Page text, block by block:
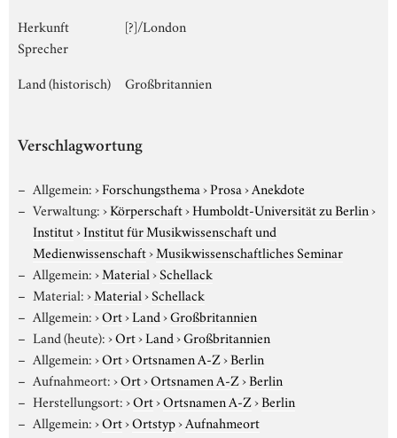
Herkunft
Sprecher
[?]/London
Land (historisch) Großbritannien
Verschlagwortung
Allgemein:›Forschungsthema›Prosa›Anekdote
Verwaltung:›Körperschaft›Humboldt-Universität zu Berlin›
Institut›Institut für Musikwissenschaft und
Medienwissenschaft›Musikwissenschaftliches Seminar
Allgemein:›Material›Schellack
Material:›Material›Schellack
Allgemein:›Ort›Land›Großbritannien
Land (heute):›Ort›Land›Großbritannien
Allgemein:›Ort›Ortsnamen A-Z›Berlin
Aufnahmeort:›Ort›Ortsnamen A-Z›Berlin
Herstellungsort:›Ort›Ortsnamen A-Z›Berlin
Allgemein:›Ort›Ortstyp›Aufnahmeort